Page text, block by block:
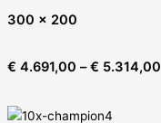
300 x 200
€ 4.691,00 –€ 5.314,00